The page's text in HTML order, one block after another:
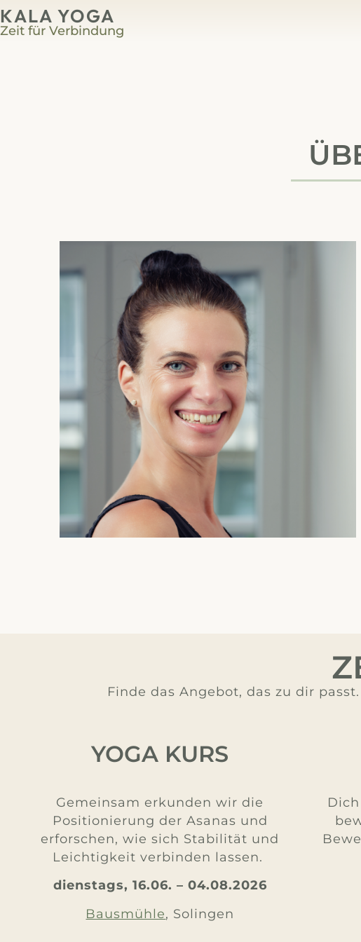
KALA YOGA
Zeit für Verbindung
Finde das Angebot, das zu dir
YOGA KURS
Gemeinsam erkunden wir die
Positionierung der Asanas und
erforschen, wie sich Stabilität und
Leichtigkeit verbinden lassen.
dienstags, 16.06. – 04.08.2026
Bausmühle, Solingen